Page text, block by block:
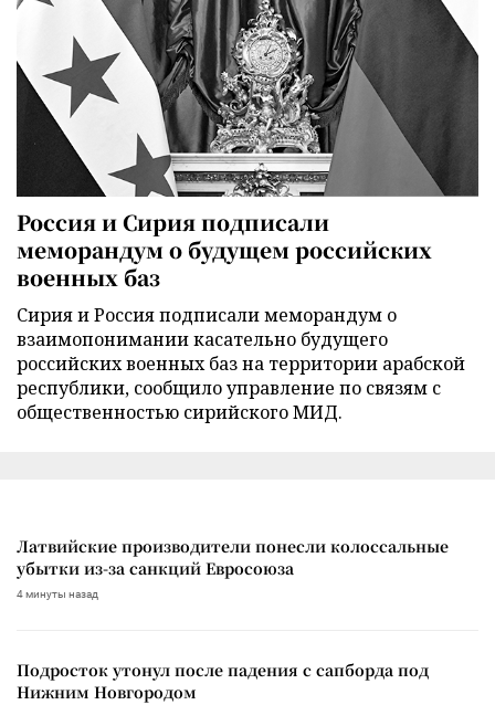
Россия и Сирия подписали
меморандум о будущем российских
военных баз
Сирия и Россия подписали меморандум о
взаимопонимании касательно будущего
российских военных баз на территории арабской
республики, сообщило управление по связям с
общественностью сирийского МИД.
Латвийские производители понесли колоссальные
убытки из-за санкций Евросоюза
4 минуты назад
Подросток утонул после падения с сапборда под
Нижним Новгородом